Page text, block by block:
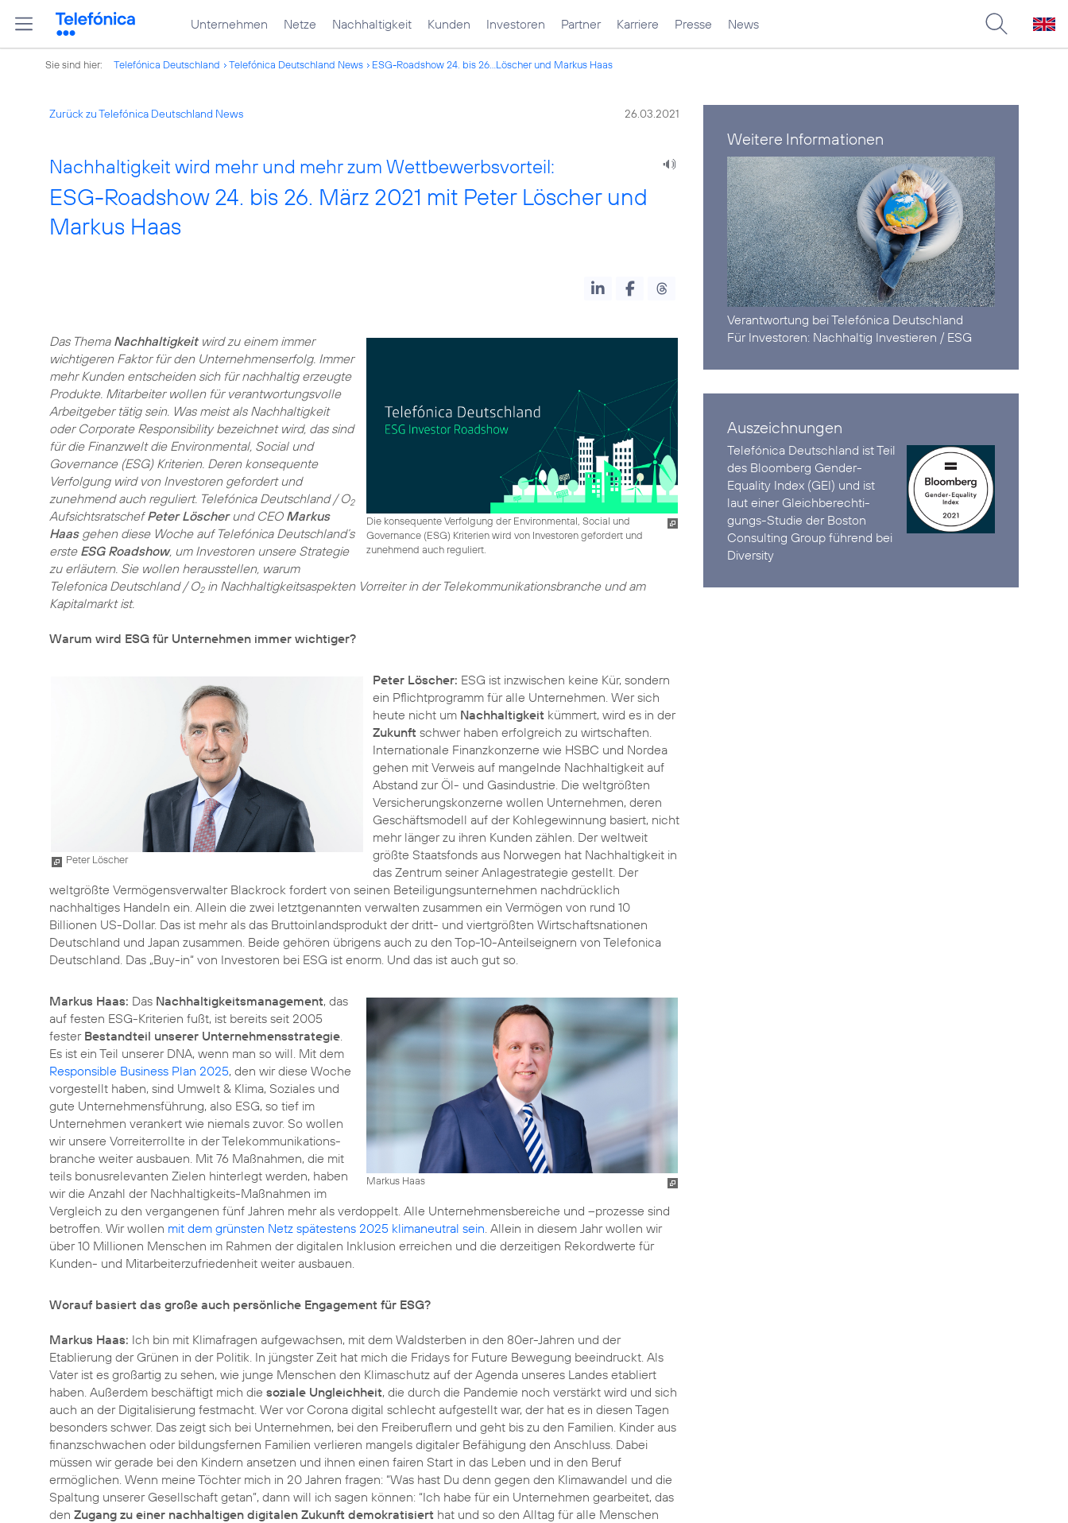
Unternehmen Netze Nachhaltigkeit Kunden Investoren Partner Karriere Presse News
Sie sind hier: Telefónica Deutschland Telefónica Deutschland News ESG-Roadshow 24. bis 26...Löscher und Markus Haas
Zurück zu Telefónica Deutschland News 26.03.2021
Nachhaltigkeit wird mehr und mehr zum Wettbewerbsvorteil:
ESG-Roadshow 24. bis 26. März 2021 mit Peter Löscher und
Markus Haas
Die konsequente Verfolgung der Environmental, Social und
Governance (ESG) Kriterien wird von Investoren gefordert und
zunehmend auch reguliert.
Das Thema Nachhaltigkeitwird zu einem immer
wichtigeren Faktor für den Unternehmenserfolg. Immer
mehr Kunden entscheiden sich für nachhaltig erzeugte
Produkte. Mitarbeiter wollen für verantwortungsvolle
Arbeitgeber tätig sein. Was meist als Nachhaltigkeit
oder Corporate Responsibility bezeichnet wird, das sind
für die Finanzwelt die Environmental, Social und
Governance (ESG) Kriterien. Deren konsequente
Verfolgung wird von Investoren gefordert und
zunehmend auch reguliert. Telefónica Deutschland / O2
AufsichtsratschefPeter Löscherund CEO Markus
Haasgehen diese Woche auf Telefónica Deutschland’s
erste ESG Roadshow, um Investoren unsere Strategie
zu erläutern. Sie wollen herausstellen, warum
Telefonica Deutschland / O2in Nachhaltigkeitsaspekten Vorreiter in der Telekommunikationsbranche und am
Kapitalmarkt ist.
Warum wird ESG für Unternehmen immer wichtiger?
Peter Löscher
Peter Löscher: ESG ist inzwischen keine Kür, sondern
ein Pflichtprogramm für alle Unternehmen. Wer sich
heute nicht um Nachhaltigkeit kümmert, wird es in der
Zukunft schwer haben erfolgreich zu wirtschaften.
Internationale Finanzkonzerne wie HSBC und Nordea
gehen mit Verweis auf mangelnde Nachhaltigkeit auf
Abstand zur Öl- und Gasindustrie. Die weltgrößten
Versicherungskonzerne wollen Unternehmen, deren
Geschäftsmodell auf der Kohlegewinnung basiert, nicht
mehr länger zu ihren Kunden zählen. Der weltweit
größte Staatsfonds aus Norwegen hat Nachhaltigkeit in
das Zentrum seiner Anlagestrategie gestellt. Der
weltgrößte Vermögensverwalter Blackrock fordert von seinen Beteiligungsunternehmen nachdrücklich
nachhaltiges Handeln ein. Allein die zwei letztgenannten verwalten zusammen ein Vermögen von rund 10
Billionen US-Dollar. Das ist mehr als das Bruttoinlandsprodukt der dritt- und viertgrößten Wirtschaftsnationen
Deutschland und Japan zusammen. Beide gehören übrigens auch zu den Top-10-Anteilseignern von Telefonica
Deutschland. Das „Buy-in“ von Investoren bei ESG ist enorm. Und das ist auch gut so.
Markus Haas
Markus Haas: Das Nachhaltigkeitsmanagement, das
auf festen ESG-Kriterien fußt, ist bereits seit 2005
fester Bestandteil unserer Unternehmensstrategie.
Es ist ein Teil unserer DNA, wenn man so will. Mit dem
Responsible Business Plan 2025, den wir diese Woche
vorgestellt haben, sind Umwelt & Klima, Soziales und
gute Unternehmensführung, also ESG, so tief im
Unternehmen verankert wie niemals zuvor. So wollen
wir unsere Vorreiterrollte in der Telekommunikations­
branche weiter ausbauen. Mit 76 Maßnahmen, die mit
teils bonusrelevanten Zielen hinterlegt werden, haben
wir die Anzahl der Nachhaltigkeits-Maßnahmen im
Vergleich zu den vergangenen fünf Jahren mehr als verdoppelt. Alle Unternehmensbereiche und –prozesse sind
betroffen. Wir wollen mit dem grünsten Netz spätestens 2025 klimaneutral sein. Allein in diesem Jahr wollen wir
über 10 Millionen Menschen im Rahmen der digitalen Inklusion erreichen und die derzeitigen Rekordwerte für
Kunden- und Mitarbeiterzufriedenheit weiter ausbauen.
Worauf basiert das große auch persönliche Engagement für ESG?
Markus Haas: Ich bin mit Klimafragen aufgewachsen, mit dem Waldsterben in den 80er-Jahren und der
Etablierung der Grünen in der Politik. In jüngster Zeit hat mich die Fridays for Future Bewegung beeindruckt. Als
Vater ist es großartig zu sehen, wie junge Menschen den Klimaschutz auf der Agenda unseres Landes etabliert
haben. Außerdem beschäftigt mich die soziale Ungleichheit, die durch die Pandemie noch verstärkt wird und sich
auch an der Digitalisierung festmacht. Wer vor Corona digital schlecht aufgestellt war, der hat es in diesen Tagen
besonders schwer. Das zeigt sich bei Unternehmen, bei den Freiberuflern und geht bis zu den Familien. Kinder aus
finanzschwachen oder bildungsfernen Familien verlieren mangels digitaler Befähigung den Anschluss. Dabei
müssen wir gerade bei den Kindern ansetzen und ihnen einen fairen Start in das Leben und in den Beruf
ermöglichen. Wenn meine Töchter mich in 20 Jahren fragen: “Was hast Du denn gegen den Klimawandel und die
Spaltung unserer Gesellschaft getan”, dann will ich sagen können: “Ich habe für ein Unternehmen gearbeitet, das
den Zugang zu einer nachhaltigen digitalen Zukunft demokratisiert hat und so den Alltag für alle Menschen
Weitere Informationen
Verantwortung bei Telefónica Deutschland
Für Investoren: Nachhaltig Investieren / ESG
Auszeichnungen
Telefónica Deutschland istTeil
des Bloomberg Gender-
Equality Index (GEI) und ist
laut einer Gleich­berechti­
gungs-Studie der Boston
Consulting Groupführend bei
Diversity